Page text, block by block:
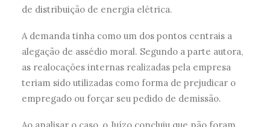
de distribuição de energia elétrica.
A demanda tinha como um dos pontos centrais a
alegação de assédio moral. Segundo a parte autora,
as realocações internas realizadas pela empresa
teriam sido utilizadas como forma de prejudicar o
empregado ou forçar seu pedido de demissão.